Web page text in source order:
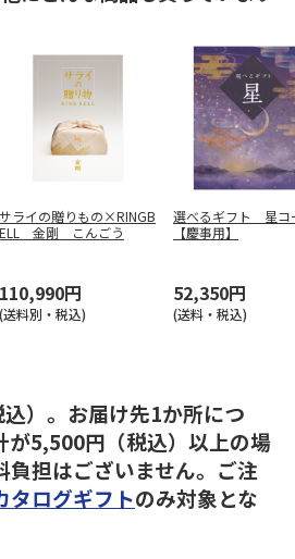
サライの贈りもの×RINGB
ELL 金剛 こんごう
110,990円
(送料別・税込)
選べるギフト 星コ
【慶事用】
52,350円
(送料・税込)
）。お届け先1か所につ
が5,500円（税込）以上の場
負担はございません。ご注
タログギフトのみ対象とな